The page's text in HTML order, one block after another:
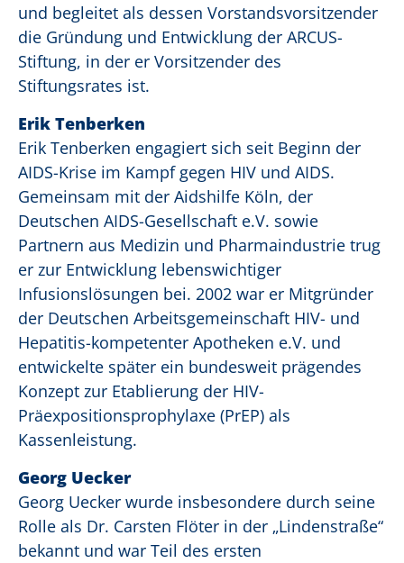
und begleitet als dessen Vorstandsvorsitzender
die Gründung und Entwicklung der ARCUS-
Stiftung, in der er Vorsitzender des
Stiftungsrates ist.
Erik Tenberken
Erik Tenberken engagiert sich seit Beginn der
AIDS-Krise im Kampf gegen HIV und AIDS.
Gemeinsam mit der Aidshilfe Köln, der
Deutschen AIDS-Gesellschaft e.V. sowie
Partnern aus Medizin und Pharmaindustrie trug
er zur Entwicklung lebenswichtiger
Infusionslösungen bei. 2002 war er Mitgründer
der Deutschen Arbeitsgemeinschaft HIV- und
Hepatitis-kompetenter Apotheken e.V. und
entwickelte später ein bundesweit prägendes
Konzept zur Etablierung der HIV-
Präexpositionsprophylaxe (PrEP) als
Kassenleistung.
Georg Uecker
Georg Uecker wurde insbesondere durch seine
Rolle als Dr. Carsten Flöter in der „Lindenstraße“
bekannt und war Teil des ersten